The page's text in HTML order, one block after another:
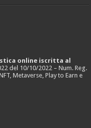
online iscritta al
del 10/10/2022 – Num. Reg.
Metaverse, Play to Earn e